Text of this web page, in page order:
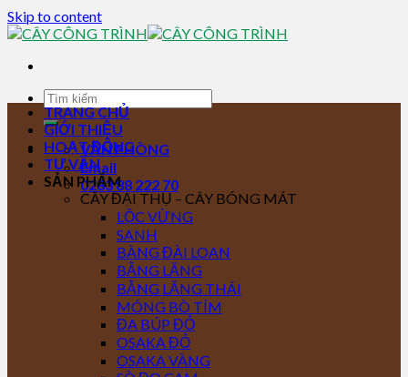
Skip to content
VĂN PHÒNG
Email
0283 88 222 70
TRANG CHỦ
GIỚI THIỆU
HOẠT ĐỘNG
TƯ VẤN
SẢN PHẨM
CÂY ĐẠI THỤ – CÂY BÓNG MÁT
LỘC VỪNG
SANH
BÀNG ĐÀI LOAN
BẰNG LĂNG
BẰNG LĂNG THÁI
MÓNG BÒ TÍM
ĐA BÚP ĐỎ
OSAKA ĐỎ
OSAKA VÀNG